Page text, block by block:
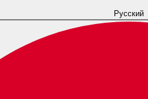
Русский